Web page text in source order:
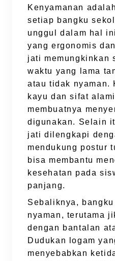
Kenyamanan
setiap bangku
unggul dalam hal
yang ergonomis
jati memungkinkan
waktu yang lama
atau tidak nyaman.
kayu dan sifat
membuatnya
digunakan. Selain
jati dilengkapi
mendukung postur
bisa membantu
kesehatan pada
panjang.
Sebaliknya,
nyaman, terutama
dengan bantalan
Dudukan logam
menyebabkan